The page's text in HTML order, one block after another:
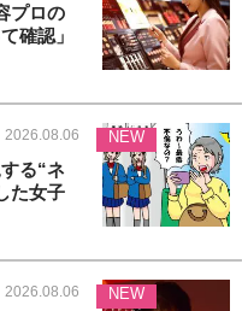
プロの
確認」
2026.08.06
る“ネ
た女子
NEW
2026.08.06 NEW